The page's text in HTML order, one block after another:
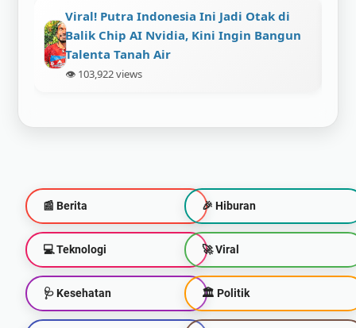
Prabowo Ungkap Target Besar: Indonesia
Bisa Jadi Ekonomi Terkuat Ke-4 Dunia
pada 2045, Ini Syaratnya
👁️ 174,490 views
📰 Berita
💻 Teknologi
🩺 Kesehatan
🎉 Hiburan
🚀 Viral
🏛️ Politik